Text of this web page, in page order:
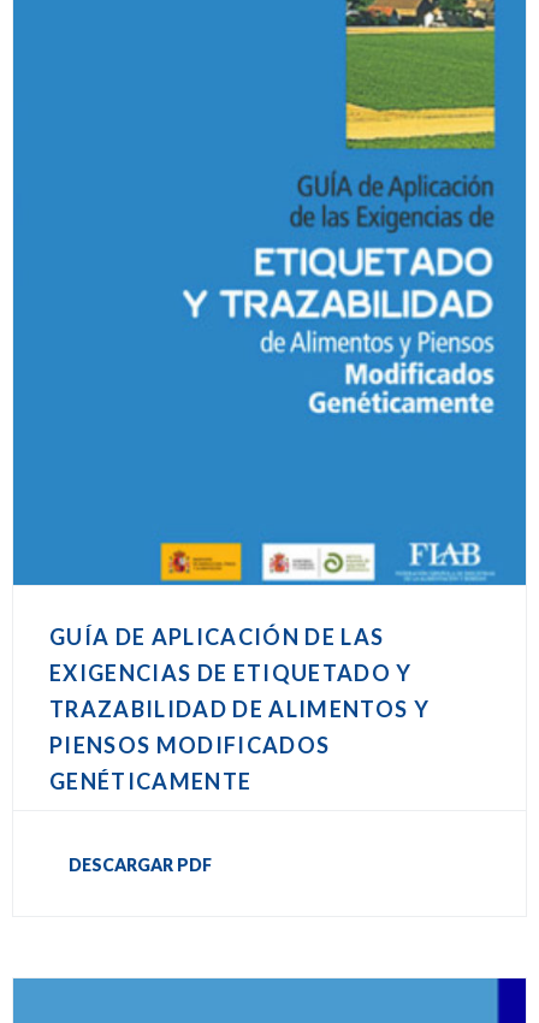
GUÍA DE APLICACIÓN DE LAS
EXIGENCIAS DE ETIQUETADO Y
TRAZABILIDAD DE ALIMENTOS Y
PIENSOS MODIFICADOS
GENÉTICAMENTE
DESCARGAR PDF